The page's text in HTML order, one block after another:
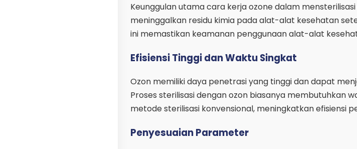
Keunggulan utama cara kerja ozone dalam
meninggalkan residu kimia pada alat-alat kesehatan
ini memastikan keamanan penggunaan alat-alat
Efisiensi Tinggi dan Waktu Singkat
Ozon memiliki daya penetrasi yang tinggi dan dapat
Proses sterilisasi dengan ozon biasanya membutuhkan
metode sterilisasi konvensional, meningkatkan efisiensi
Penyesuaian Parameter